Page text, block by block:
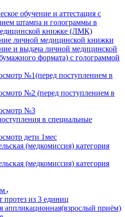
обучение и аттестация с
штампа и голограммы в
книжке (ЛМК)
личной медицинской книжки
и выдача личной медицинской
формата) с голограммой
№1(перед поступлением в
№2 (перед поступлением в
№3
в специальные
дети 1мес
(медкомиссия) категория
(медкомиссия) категория
протез из 3 единиц
аппликационная(взрослый приём)